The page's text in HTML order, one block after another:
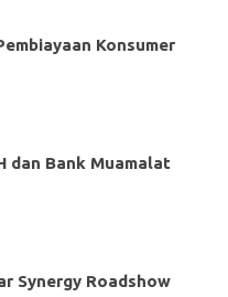
Konsumer
dan Bank Muamalat
Synergy Roadshow